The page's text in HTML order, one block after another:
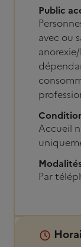
Public
avec ou
Accueil
Par